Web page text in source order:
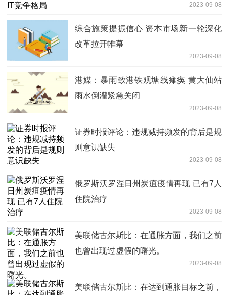
2023-09-08
综合施策提振信心 资本市场新一轮深化
改革拉开帷幕
2023-09-08
港媒：暴雨致港铁观塘线瘫痪 黄大仙站
雨水倒灌紧急关闭
2023-09-08
证券时报评论：违规减持频发的背后是规
则意识缺失
2023-09-08
俄罗斯沃罗涅日州炭疽疫情再现 已有7人
住院治疗
2023-09-08
美联储古尔斯比：在通胀方面，我们之前
也曾出现过虚假的曙光。
2023-09-08
美联储古尔斯比：在达到通胀目标之前，